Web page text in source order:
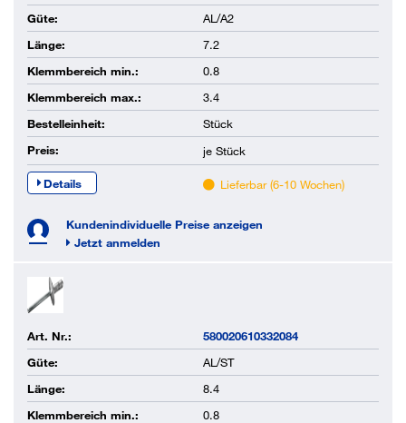
Güte:
AL/A2
Länge:
7.2
Klemmbereich min.:
0.8
Klemmbereich max.:
3.4
Bestelleinheit:
Stück
Preis:
je Stück
Details Lieferbar (6-10 Wochen)
Kundenindividuelle Preise anzeigen
Jetzt anmelden
Art. Nr.:
580020610332084
Güte:
AL/ST
Länge:
8.4
Klemmbereich min.:
0.8